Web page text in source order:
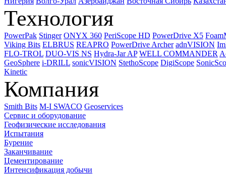
Технология
PowerPak Stinger ONYX 360 PeriScope HD PowerDrive X5
Viking Bits ELBRUS REAPRO PowerDrive Archer adnVISION
FLO-TROL DUO-VIS NS Hydra-Jar AP WELL COMMANDER
GeoSphere i-DRILL sonicVISION StethoScope DigiScope
Kinetic
Компания
Smith Bits M-I SWACO Geoservices
Сервис и оборудование
Геофизические исследования
Испытания
Бурение
Заканчивание
Цементирование
Интенсификация добычи